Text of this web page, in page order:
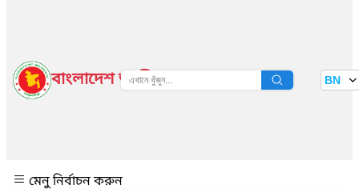
বাংলাদেশ জাতীয় তথ্য বাতায়ন BN
মেনু নির্বাচন করুন